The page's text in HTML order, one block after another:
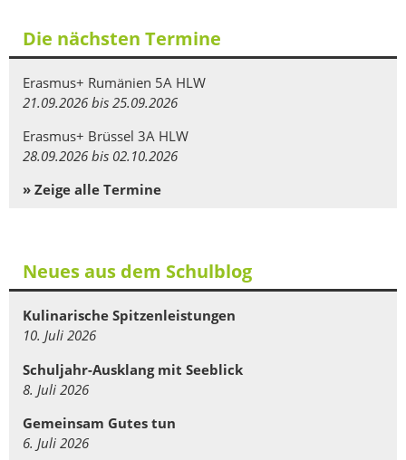
Die nächsten Termine
Erasmus+ Rumänien 5A HLW
21.09.2026 bis 25.09.2026
Erasmus+ Brüssel 3A HLW
28.09.2026 bis 02.10.2026
» Zeige alle Termine
Neues aus dem Schulblog
Kulinarische Spitzenleistungen
10. Juli 2026
Schuljahr-Ausklang mit Seeblick
8. Juli 2026
Gemeinsam Gutes tun
6. Juli 2026